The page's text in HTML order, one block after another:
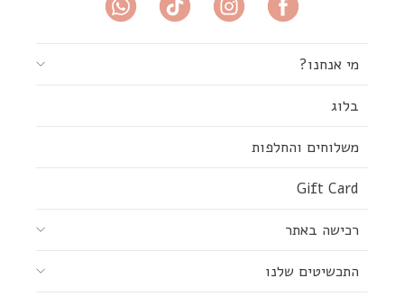
מי אנחנו?
בלוג
משלוחים והחלפות
Gift Card
רכישה באתר
התכשיטים שלנו